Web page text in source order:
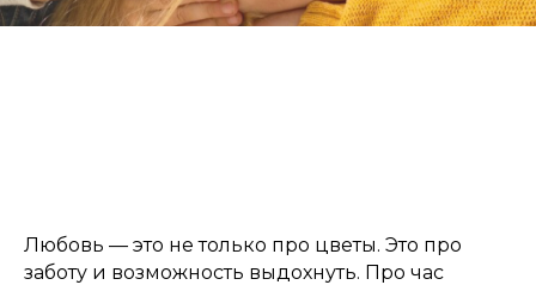
Любовь — это не только про цветы. Это про
заботу и возможность выдохнуть. Про час